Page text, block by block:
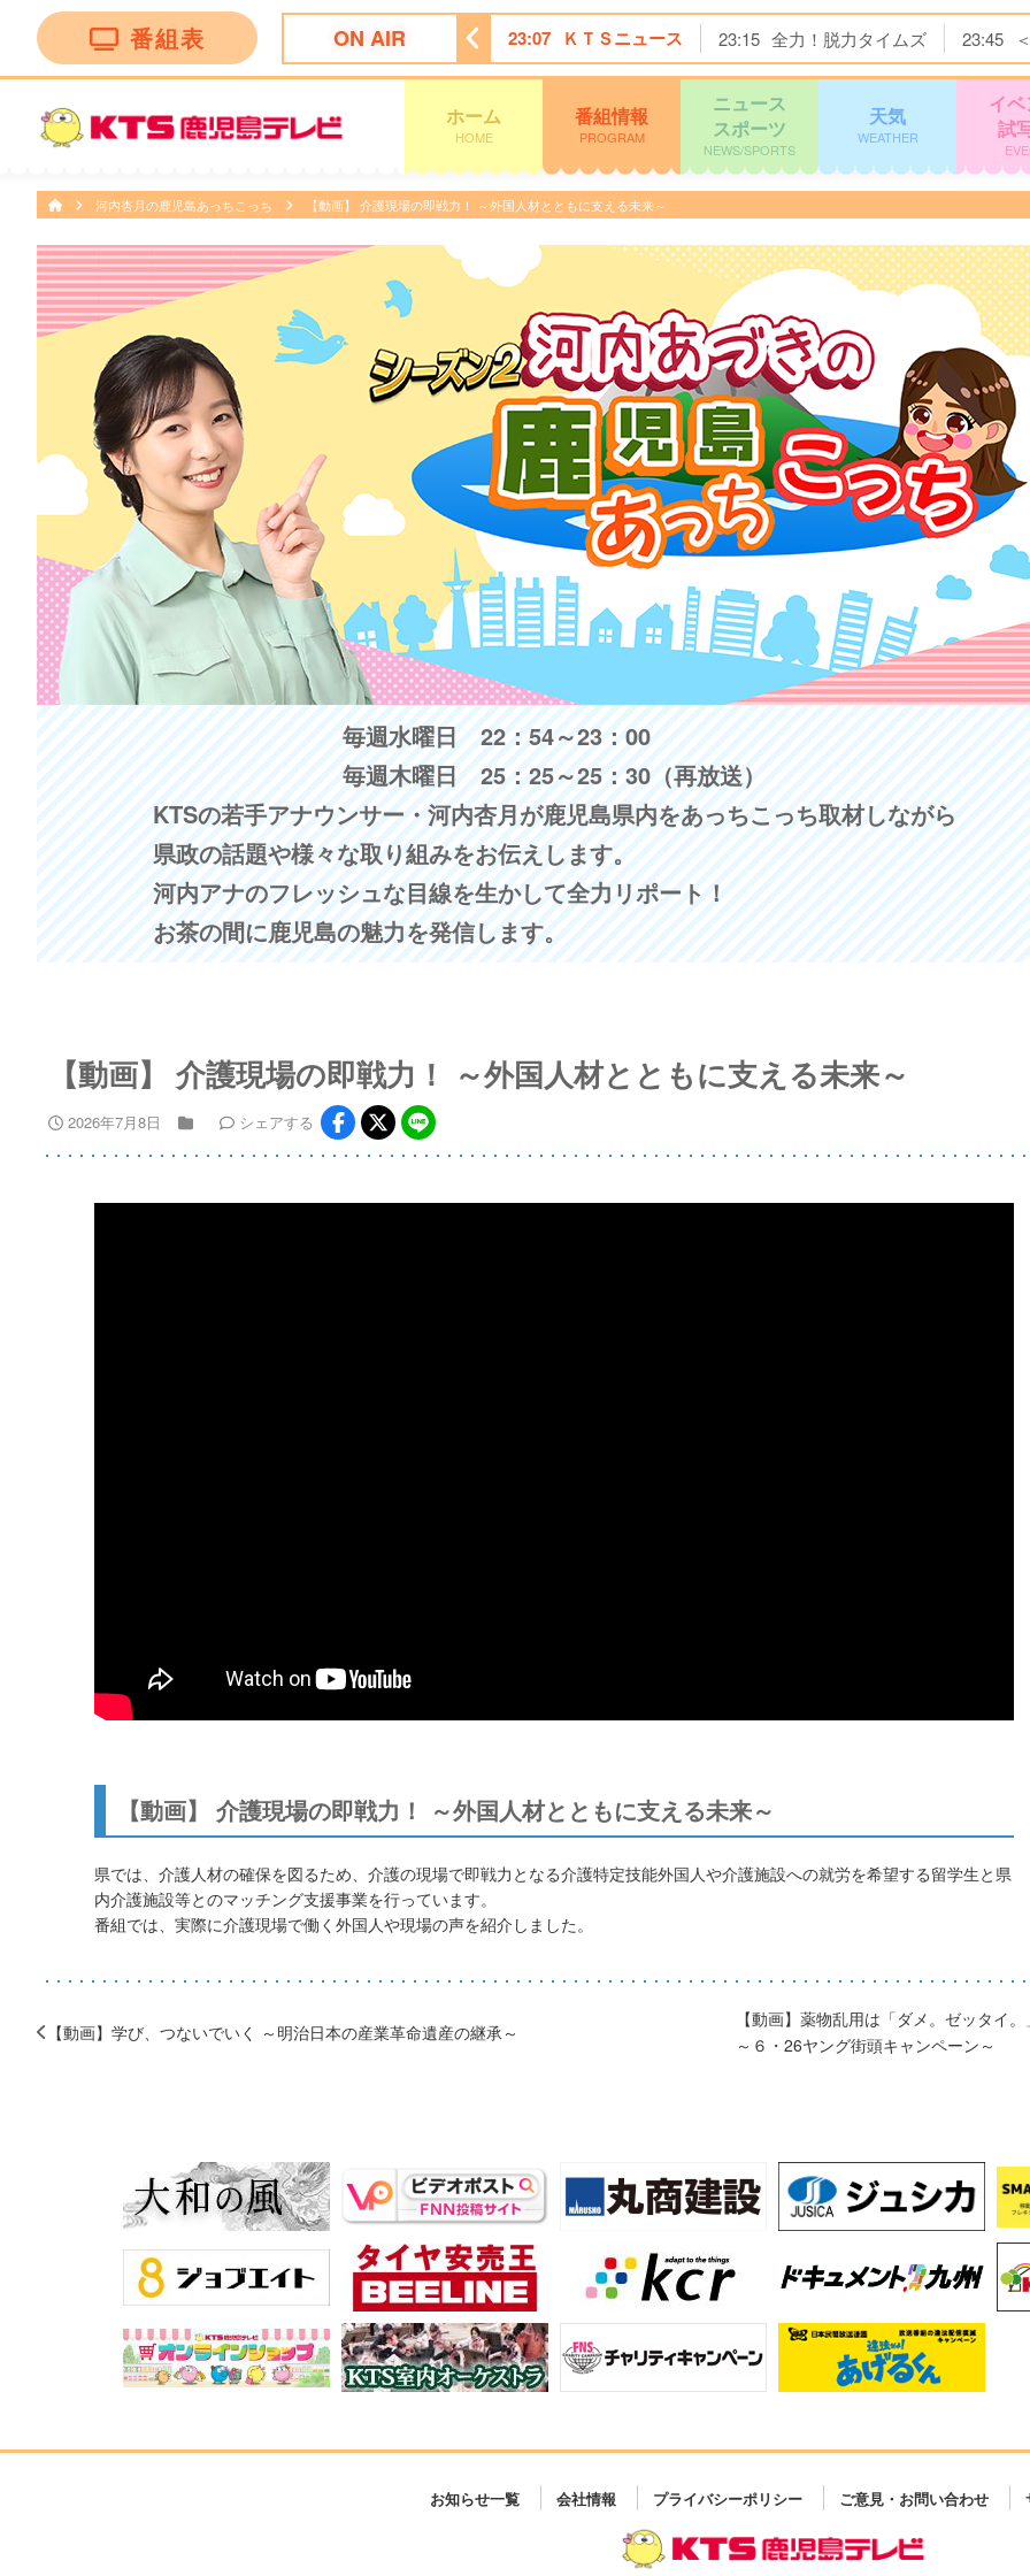
番組表 ON AIR
かまいたちの瞬間回答！〜６０秒でお悩み解決〜 23:07 ＫＴＳニュース 23:15 全力！脱力タイムズ 23:45
ホーム
HOME
番組情報
PROGRAM
ニュース
スポーツ
NEWS/SPORTS
天気
WEATHER
イ
試
河内杏月の鹿児島あっちこっち 【動画】 介護現場の即戦力！ ～外国人材とともに支える未来～
毎週水曜日 22：54～23：00
毎週木曜日 25：25～25：30（再放送）
KTSの若手アナウンサー・河内杏月が鹿児島県内をあっちこっち取材しながら
県政の話題や様々な取り組みをお伝えします。
河内アナのフレッシュな目線を生かして全力リポート！
お茶の間に鹿児島の魅力を発信します。
【動画】 介護現場の即戦力！ ～外国人材とともに支える未来～
2026年7月8日 シェアする
【動画】 介護現場の即戦力！ ～外国人材とともに支える未来～
県では、介護人材の確保を図るため、介護の現場で即戦力となる介護特定技能外国人や介護施設への就労を希望する留学生と県
内介護施設等とのマッチング支援事業を行っています。
番組では、実際に介護現場で働く外国人や現場の声を紹介しました。
【動画】学び、つないでいく ～明治日本の産業革命遺産の継承～
【動画】薬物乱用は「ダメ。ゼッタイ。
～６・26ヤング街頭キャンペーン～
お知らせ一覧 会社情報 プライバシーポリシー ご意見・お問い合わせ